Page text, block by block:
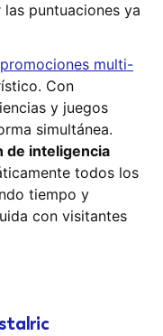
puntuaciones ya
promociones multi-
Con
y juegos
simultánea.
de inteligencia
todos los
tiempo y
con visitantes